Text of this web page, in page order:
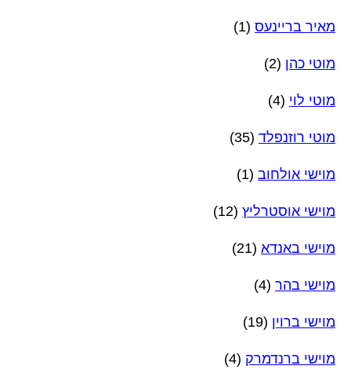
מאיר בריינעס (1)
מוטי כהן (2)
מוטי לוי (4)
מוטי רוזנפלד (35)
מוישי אולחוב (1)
מוישי אוסטרליץ (12)
מוישי באנדא (21)
מוישי בהר (4)
מוישי ברוין (19)
מוישי ברנדמרק (4)